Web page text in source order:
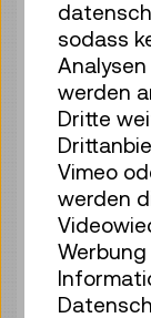
Fr 07.08.
Führung
4 Plätze
€ 3,90
Fr 07.08.
Führung
4 Plätze
€ 3,90
Fr 07.08.
sodass
werden
Dritte
Vimeo
werden